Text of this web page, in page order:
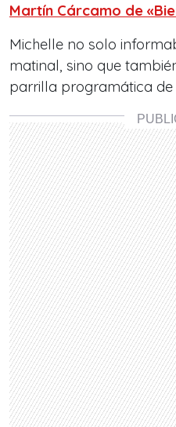
Martín Cárcamo de
Michelle no solo
matinal, sino que
parrilla programática de